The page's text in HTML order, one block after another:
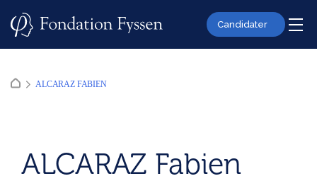
Candidater
ALCARAZ FABIEN
ALCARAZ Fabien